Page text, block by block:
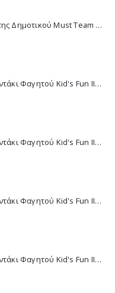
Σχολική Τσάντα Πλάτης Δημοτικού Must Team K-Pop - Μωβ 000587781 2026
Polo Ισοθερμικό Τσαντάκι Φαγητού Kid's Fun II - Πολύχρωμο 971003-8419 2026
Polo Ισοθερμικό Τσαντάκι Φαγητού Kid's Fun II - Πολύχρωμο 971003-8426 2026
Polo Ισοθερμικό Τσαντάκι Φαγητού Kid's Fun II - Μωβ 971003-8420 2026
Polo Ισοθερμικό Τσαντάκι Φαγητού Kid's Fun II - Λιλά 971003-8425 2026